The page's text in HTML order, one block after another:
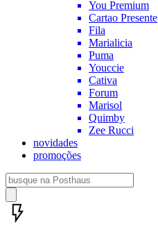
You Premium
Cartao Presente
Fila
Marialicia
Puma
Youccie
Cativa
Forum
Marisol
Quimby
Zee Rucci
novidades
promoções